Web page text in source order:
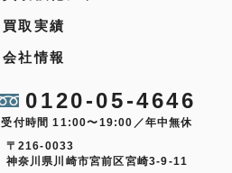
買取実績
会社情報
0120-05-4646
受付時間 11:00〜19:00／年中無休
〒216-0033
神奈川県川崎市宮前区宮崎3-9-11